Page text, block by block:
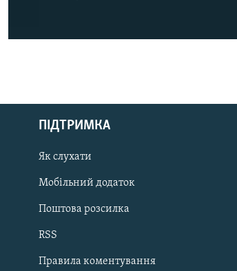
РУС
ДОЛУЧАЙСЯ!
ПІДТРИМКА
Як слухати
Мобільний додаток
Поштова розсилка
RSS
Правила коментування